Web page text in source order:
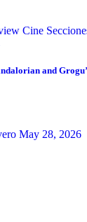
Cine
and
May 28, 2026